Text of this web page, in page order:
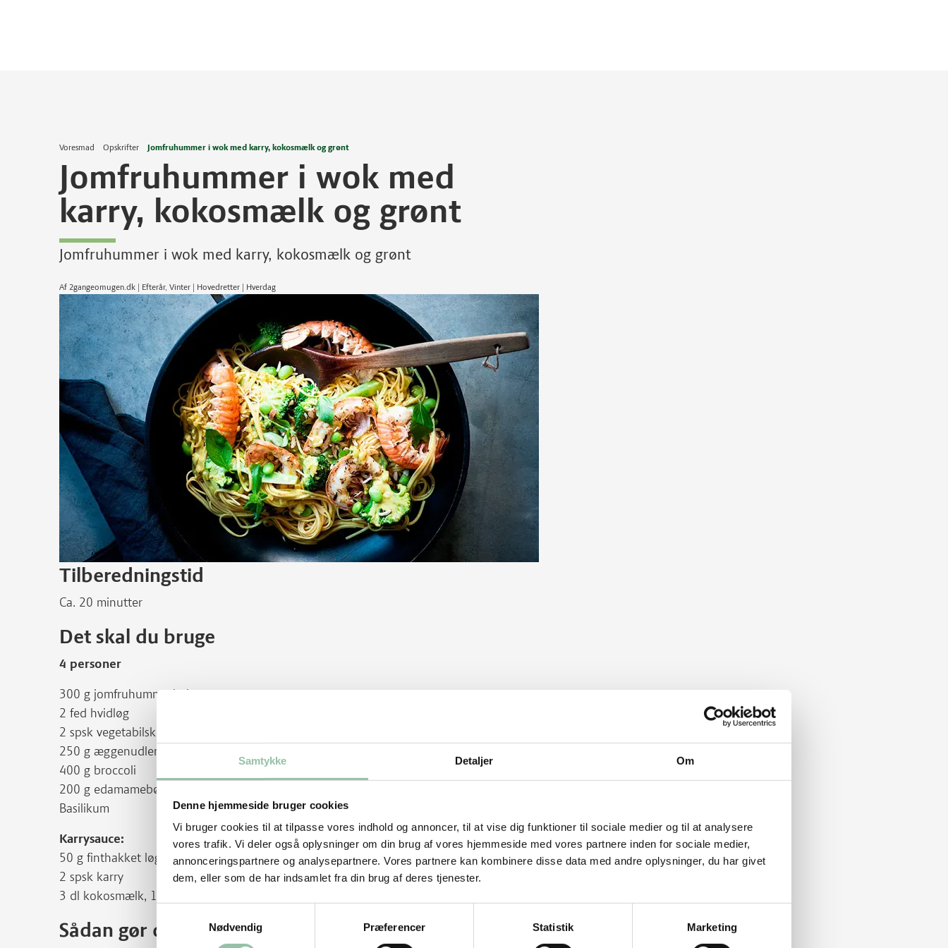
Samtykke Detaljer Om
Denne hjemmeside bruger cookies
Vi bruger cookies til at tilpasse vores indhold og annoncer, til at vise dig funktioner til sociale medier og til at analysere
vores trafik. Vi deler også oplysninger om din brug af vores hjemmeside med vores partnere inden for sociale medier,
annonceringspartnere og analysepartnere. Vores partnere kan kombinere disse data med andre oplysninger, du har givet
dem, eller som de har indsamlet fra din brug af deres tjenester.
Nødvendig
Præferencer Statistik Marketing
Voresmad Opskrifter Jomfruhummer i wok med karry, kokosmælk og grønt
Jomfruhummer i wok med
karry, kokosmælk og grønt
Jomfruhummer i wok med karry, kokosmælk og grønt
Af 2gangeomugen.dk | Efterår, Vinter | Hovedretter | Hverdag
Tilberedningstid
Ca. 20 minutter
Det skal du bruge
4 personer
300 g jomfruhummerhaler
2 fed hvidløg
2 spsk vegetabilsk olie
250 g æggenudler, kogt efter anvisning
400 g broccoli
200 g edamamebønner
Basilikum
Karrysauce:
50 g finthakket løg, ca. 1 stk.
2 spsk karry
3 dl kokosmælk, 1 ds
Sådan gør du